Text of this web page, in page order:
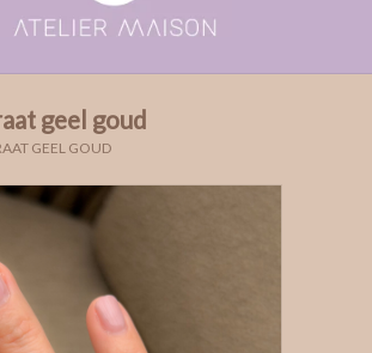
& geboorte
geel goud
GEEL GOUD